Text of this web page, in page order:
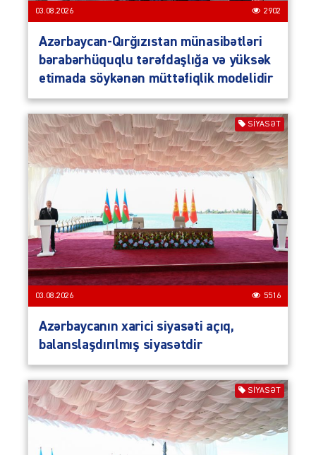
03.08.2026 2902
Azərbaycan-Qırğızıstan münasibətləri
bərabərhüquqlu tərəfdaşlığa və yüksək
etimada söykənən müttəfiqlik modelidir
SIYASƏT
03.08.2026 5516
Azərbaycanın xarici siyasəti açıq,
balanslaşdırılmış siyasətdir
SIYASƏT